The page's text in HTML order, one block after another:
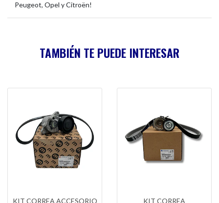
Peugeot, Opel y Citroën!
TAMBIÉN TE PUEDE INTERESAR
KIT CORREA ACCESORIO KIT CORREA